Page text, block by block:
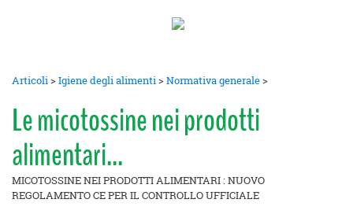
Articoli>Igiene degli alimenti>Normativa generale>
Le micotossine nei prodotti
alimentari...
MICOTOSSINE NEI PRODOTTI ALIMENTARI : NUOVO
REGOLAMENTO CE PER IL CONTROLLO UFFICIALE